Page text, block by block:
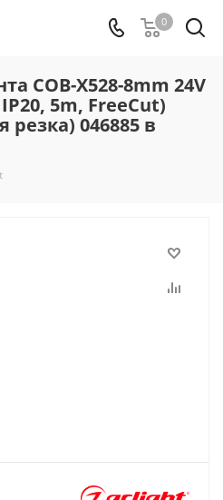
0
COB-X528-8mm 24V
5m, FreeCut)
046885 в